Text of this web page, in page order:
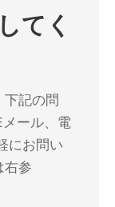
てく
下記の問
ール、電
にお問い
右参